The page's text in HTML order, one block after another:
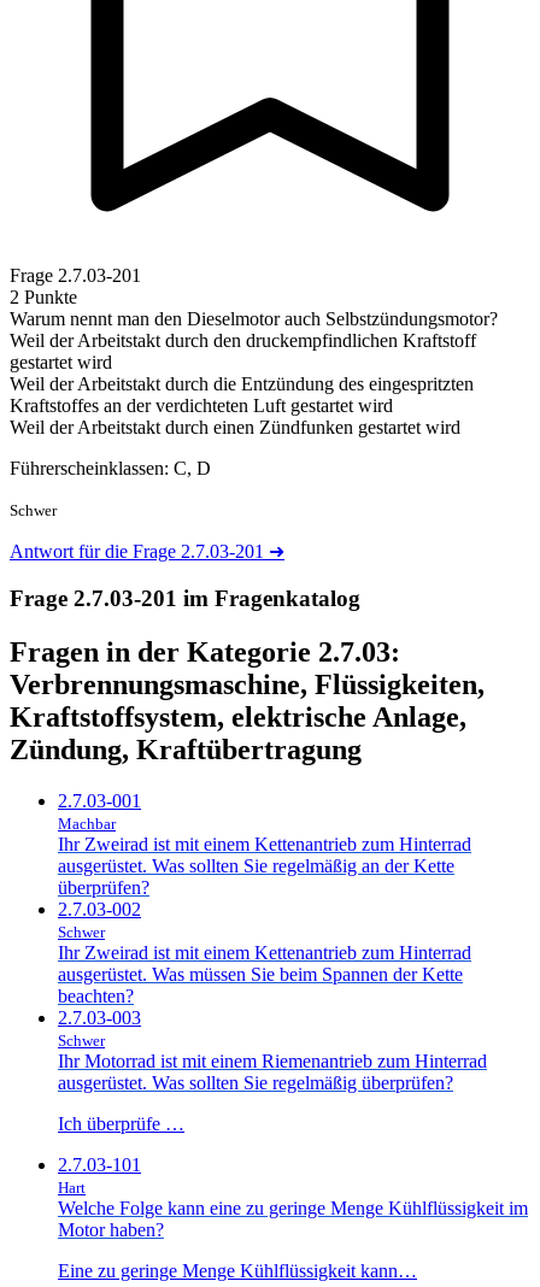
Frage 2.7.03-201
2 Punkte
Warum nennt man den Dieselmotor auch Selbstzündungsmotor?
Weil der Arbeitstakt durch den druckempfindlichen Kraftstoff
gestartet wird
Weil der Arbeitstakt durch die Entzündung des eingespritzten
Kraftstoffes an der verdichteten Luft gestartet wird
Weil der Arbeitstakt durch einen Zündfunken gestartet wird
Führerscheinklassen: C, D
Schwer
Antwort für die Frage 2.7.03-201 ➜
Frage 2.7.03-201 im Fragenkatalog
Fragen in der Kategorie 2.7.03:
Verbrennungsmaschine, Flüssigkeiten,
Kraftstoffsystem, elektrische Anlage,
Zündung, Kraftübertragung
2.7.03-001
Machbar
Ihr Zweirad ist mit einem Kettenantrieb zum Hinterrad
ausgerüstet. Was sollten Sie regelmäßig an der Kette
überprüfen?
2.7.03-002
Schwer
Ihr Zweirad ist mit einem Kettenantrieb zum Hinterrad
ausgerüstet. Was müssen Sie beim Spannen der Kette
beachten?
2.7.03-003
Schwer
Ihr Motorrad ist mit einem Riemenantrieb zum Hinterrad
ausgerüstet. Was sollten Sie regelmäßig überprüfen?
Ich überprüfe …
2.7.03-101
Hart
Welche Folge kann eine zu geringe Menge Kühlflüssigkeit im
Motor haben?
Eine zu geringe Menge Kühlflüssigkeit kann…